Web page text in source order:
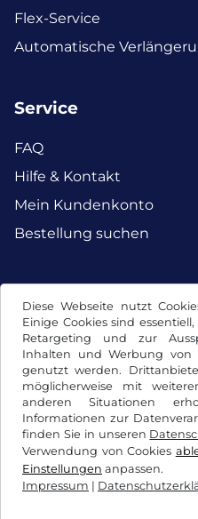
Diese Webseite nutzt
Einige Cookies sind
Retargeting und zur
Inhalten und Werbung von
genutzt werden.
möglicherweise mit
anderen Situationen
Informationen zur
finden Sie in unseren
Verwendung von Cookies
Einstellungen anpassen.
Impressum |
Flex-Service
Automatische
Service
FAQ
Hilfe & Kontakt
Mein Kundenkonto
Bestellung suchen
AGB / Widerrufsrecht